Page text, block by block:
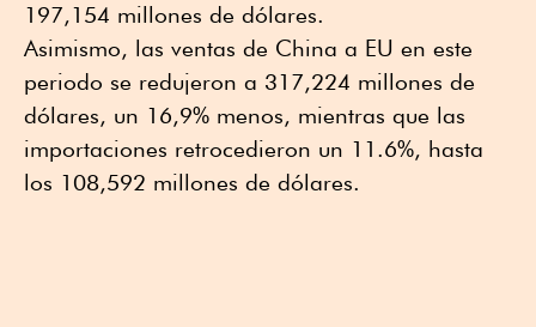
197,154 millones de dólares.
Asimismo, las ventas de China a EU en este
periodo se redujeron a 317,224 millones de
dólares, un 16,9% menos, mientras que las
importaciones retrocedieron un 11.6%, hasta
los 108,592 millones de dólares.